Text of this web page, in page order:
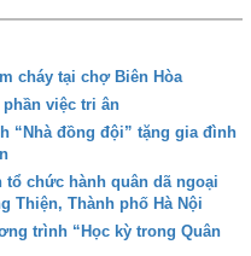
cháy tại chợ Biên Hòa
việc tri ân
“Nhà đồng đội” tặng gia đình
chức hành quân dã ngoại
Thiện, Thành phố Hà Nội
trình “Học kỳ trong Quân